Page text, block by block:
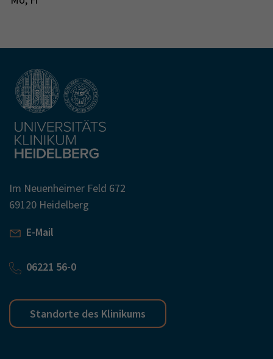
Im Neuenheimer Feld 672
69120 Heidelberg
E-Mail
06221 56-0
Standorte des Klinikums